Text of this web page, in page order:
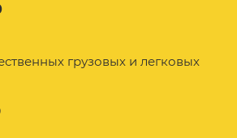
грузовых и легковых